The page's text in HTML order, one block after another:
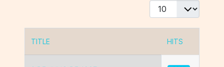
Display #
TITLE HITS